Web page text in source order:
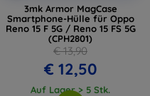
3mk Armor MagCase
Smartphone-Hülle für Oppo
Reno 15 F 5G / Reno 15 FS 5G
(CPH2801)
€ 13,90
€ 12,50
Auf Lager > 5 Stk.